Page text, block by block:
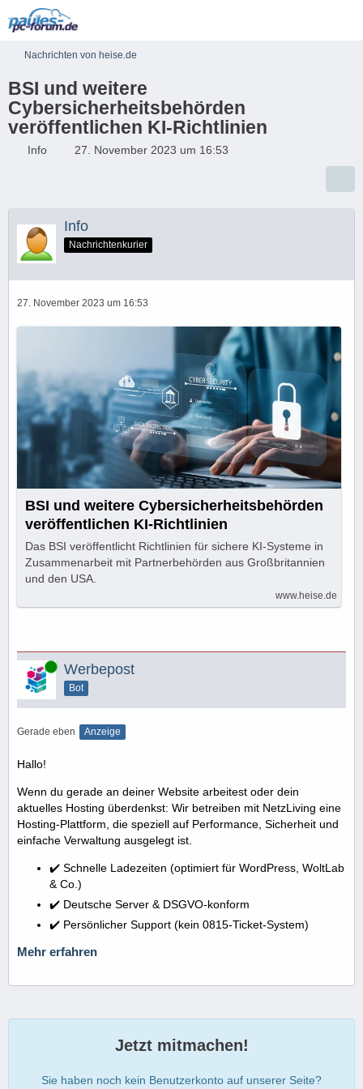
Nachrichten von heise.de
BSI und weitere
Cybersicherheitsbehörden
veröffentlichen KI-Richtlinien
Info 27. November 2023 um 16:53
Info
Nachrichtenkurier
27. November 2023 um 16:53
BSI und weitere Cybersicherheitsbehörden
veröffentlichen KI-Richtlinien
Das BSI veröffentlicht Richtlinien für sichere KI-Systeme in
Zusammenarbeit mit Partnerbehörden aus Großbritannien
und den USA.
www.heise.de
Online Werbepost
Bot
Gerade eben Anzeige
Hallo!
Wenn du gerade an deiner Website arbeitest oder dein
aktuelles Hosting überdenkst: Wir betreiben mit NetzLiving eine
Hosting-Plattform, die speziell auf Performance, Sicherheit und
einfache Verwaltung ausgelegt ist.
✔️ Schnelle Ladezeiten (optimiert für WordPress, WoltLab
& Co.)
✔️ Deutsche Server & DSGVO-konform
✔️ Persönlicher Support (kein 0815-Ticket-System)
Mehr erfahren
Jetzt mitmachen!
Sie haben noch kein Benutzerkonto auf unserer Seite?